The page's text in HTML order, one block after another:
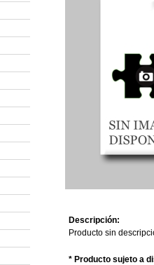
Descripción:
Producto sin
* Producto sujeto a